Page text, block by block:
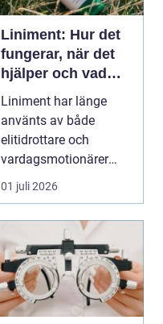
Liniment: Hur det
fungerar, när det
hjälper och vad
man bör tänka på
Liniment har länge
använts av både
elitidrottare och
vardagsmotionärer
för...
01 juli 2026